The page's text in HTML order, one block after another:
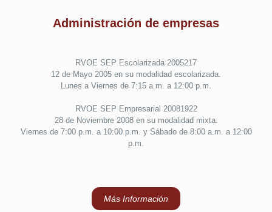
Administración de empresas
RVOE SEP Escolarizada 2005217
12 de Mayo 2005 en su modalidad escolarizada.
Lunes a Viernes de 7:15 a.m. a 12:00 p.m.
RVOE SEP Empresarial 20081922
28 de Noviembre 2008 en su modalidad mixta.
Viernes de 7:00 p.m. a 10:00 p.m. y Sábado de 8:00 a.m. a 12:00
p.m.
Más Información